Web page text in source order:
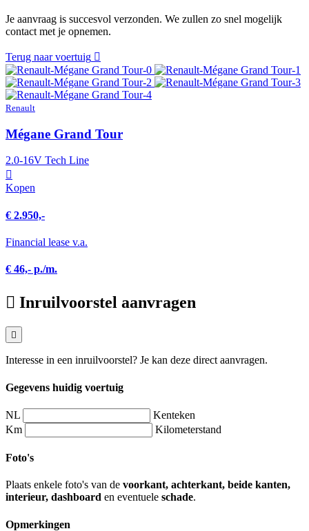
Je aanvraag is succesvol verzonden. We zullen zo snel mogelijk
contact met je opnemen.
Terug naar voertuig
Renault
Mégane Grand Tour
2.0-16V Tech Line
Kopen
€ 2.950,-
Financial lease v.a.
€ 46,- p./m.
Inruilvoorstel aanvragen
Interesse in een inruilvoorstel? Je kan deze direct aanvragen.
Gegevens huidig voertuig
NL
Kenteken
Km
Kilometerstand
Foto's
Plaats enkele foto's van de voorkant, achterkant, beide kanten,
interieur, dashboard en eventuele schade.
Opmerkingen